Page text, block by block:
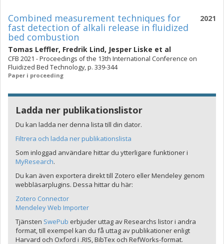
2021
Combined measurement techniques for
fast detection of alkali release in fluidized
bed combustion
Tomas Leffler, Fredrik Lind, Jesper Liske et al
CFB 2021 - Proceedings of the 13th International Conference on
Fluidized Bed Technology, p. 339-344
Paper i proceeding
Ladda ner publikationslistor
Du kan ladda ner denna lista till din dator.
Filtrera och ladda ner publikationslista
Som inloggad användare hittar du ytterligare funktioner i
MyResearch.
Du kan även exportera direkt till Zotero eller Mendeley genom
webbläsarplugins. Dessa hittar du här:
Zotero Connector
Mendeley Web Importer
Tjänsten SwePub erbjuder uttag av Researchs listor i andra
format, till exempel kan du få uttag av publikationer enligt
Harvard och Oxford i .RIS, BibTex och RefWorks-format.